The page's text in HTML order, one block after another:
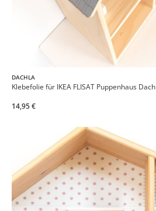
DACHLA
Klebefolie für IKEA FLISAT Puppenhaus Dach
14,95 €